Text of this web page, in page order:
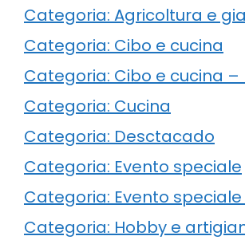
Categoria: Agricoltura e
Categoria: Cibo e cucina
Categoria: Cibo e cucina –
Categoria: Cucina
Categoria: Desctacado
Categoria: Evento speciale
Categoria: Evento
Categoria: Hobby e